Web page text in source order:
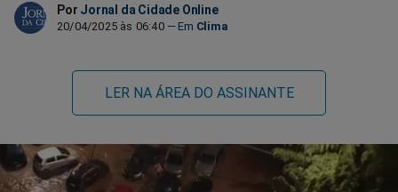
Por Jornal da Cidade Online
20/04/2025 às 06:40 Clima
LER NA ÁREA DO ASSINANTE